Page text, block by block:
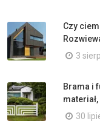
Czy
3
Brama i
30